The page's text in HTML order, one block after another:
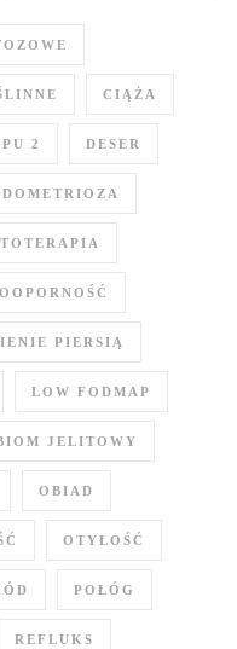
CIĄŻA
2 DESER
PIERSIĄ
LOW FODMAP
JELITOWY
OBIAD
OTYŁOŚĆ
POŁÓG
REFLUKS